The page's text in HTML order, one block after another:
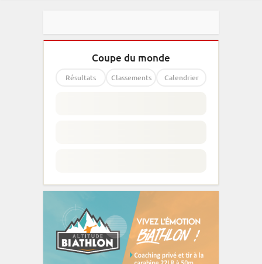
Coupe du monde
Résultats Classements Calendrier